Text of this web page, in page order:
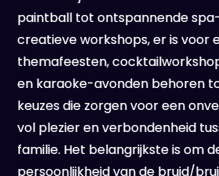
paintball tot ontspannende
creatieve workshops, er is voor
themafeesten,
en karaoke-avonden behoren
keuzes die zorgen voor een
vol plezier en verbondenheid
familie. Het belangrijkste is om
persoonlijkheid van de bruid/